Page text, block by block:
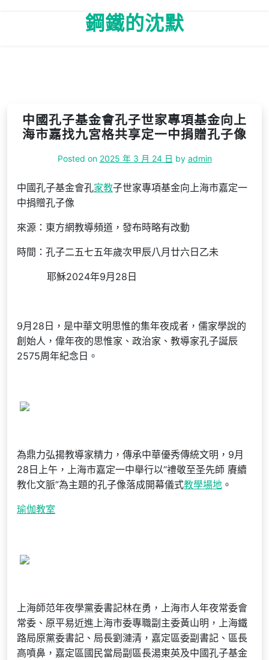
鋼鐵的沈默
中國孔子基金會孔子世家專項基金向上
海市嘉找九宮格共享定一中捐贈孔子像
Posted on 2025 年 3 月 24 日 by admin
中國孔子基金會孔家教子世家專項基金向上海市嘉定一
中捐贈孔子像
來源：東方網教導頻道，發布時略有改動
時間：孔子二五七五年歲次甲辰八月廿六日乙未
耶穌2024年9月28日
9月28日，是中華文明思惟的集年夜成者，儒家學說的
創始人，偉年夜的思惟家、政治家、教導家孔子誕辰
2575周年紀念日。
為鼎力弘揚教導家精力，傳承中華優秀傳統文明，9月
28日上午，上海市嘉定一中舉行以“禮敬至圣先師 賡續
教化文脈”為主題的孔子像落成開幕儀式教學場地 。
瑜伽教室
上海師范年夜學黨委書記林在勇，上海市人年夜常委會
常委、原平易近進上海市委專職副主委黃山明，上海鐵
路局原黨委書記、局長劉漣清，嘉定區委副書記、區長
高噴鼻，嘉定區國民當局副區長湯東英及中國孔子基金